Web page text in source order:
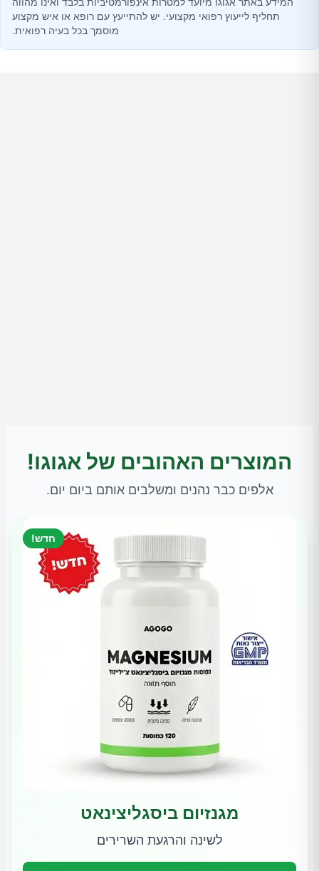
תחליף לייעוץ רפואי מקצועי. יש להתייעץ עם רופא או איש מקצוע
מוסמך בכל בעיה רפואית.
המוצרים האהובים של אגוגו!
אלפים כבר נהנים ומשלבים אותם ביום יום.
חדש!
מגנזיום ביסגליצינאט
לשינה והרגעת השרירים